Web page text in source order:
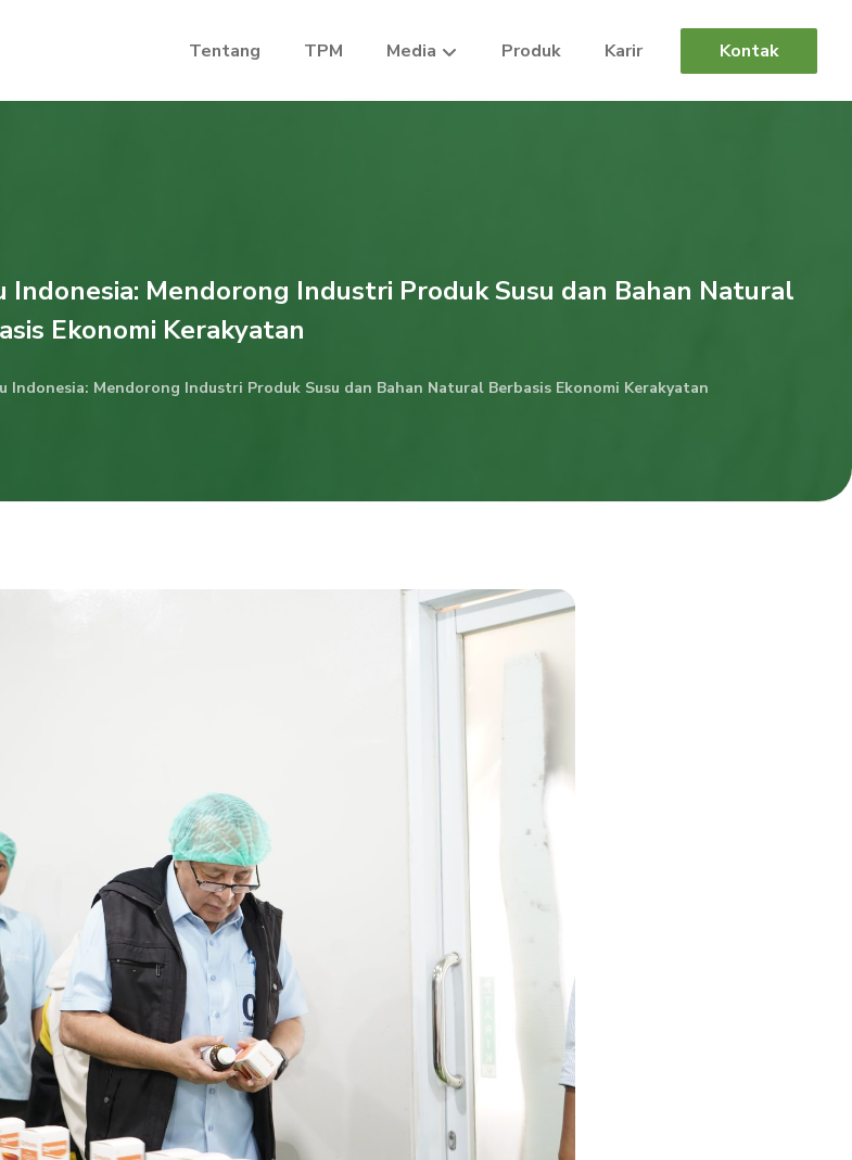
Kontak
Tentang TPM Media Produk Karir
Indonesia: Mendorong Industri Produk Susu dan Bahan Natural
Ekonomi Kerakyatan
Indonesia: Mendorong Industri Produk Susu dan Bahan Natural Berbasis Ekonomi Kerakyatan